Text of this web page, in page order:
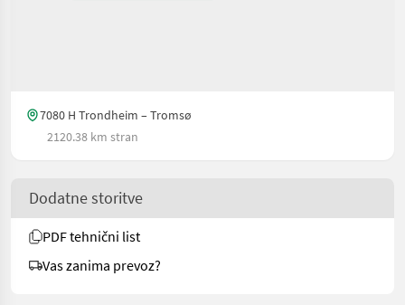
7080 H Trondheim – Tromsø
2120.38 km stran
Dodatne storitve
PDF tehnični list
Vas zanima prevoz?